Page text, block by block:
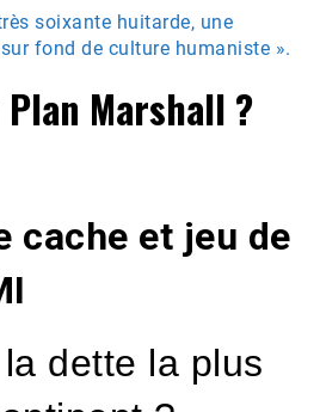
soixante huitarde, une
fond de culture humaniste ».
Marshall ?
cache et jeu de
dette la plus